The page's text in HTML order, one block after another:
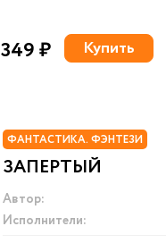
349 ₽ Купить
ФАНТАСТИКА. ФЭНТЕЗИ
ЗАПЕРТЫЙ
Автор:
Исполнители: